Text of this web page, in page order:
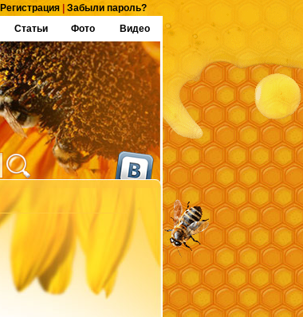
Регистрация
Забыли пароль?
Статьи Фото Видео